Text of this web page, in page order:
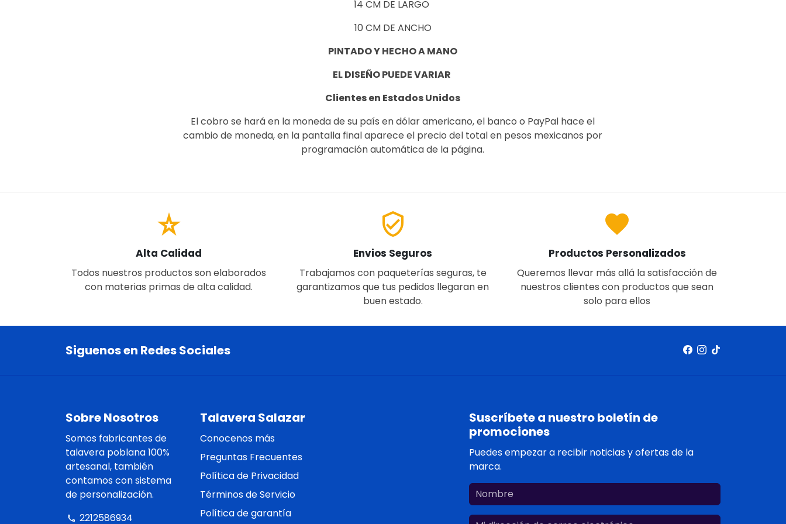
14 CM DE LARGO
10 CM DE ANCHO
PINTADO Y HECHO A MANO
EL DISEÑO PUEDE VARIAR
Clientes en Estados Unidos
El cobro se hará en la moneda de su país en dólar americano, el banco o PayPal hace el
cambio de moneda, en la pantalla final aparece el precio del total en pesos mexicanos por
programación automática de la página.
star_rate
Alta Calidad
Todos nuestros productos son elaborados
con materias primas de alta calidad.
verified_user
Envios Seguros
Trabajamos con paqueterías seguras, te
garantizamos que tus pedidos llegaran en
buen estado.
favorite
Productos Personalizados
Queremos llevar más allá la satisfacción de
nuestros clientes con productos que sean
solo para ellos
Siguenos en Redes Sociales
Sobre Nosotros
Somos fabricantes de
talavera poblana 100%
artesanal, también
contamos con sistema
de personalización.
phone 2212586934
Talavera Salazar
Conocenos más
Preguntas Frecuentes
Política de Privacidad
Términos de Servicio
Política de garantía
Suscríbete a nuestro boletín de
promociones
Puedes empezar a recibir noticias y ofertas de la
marca.